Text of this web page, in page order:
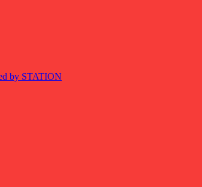
by STATION